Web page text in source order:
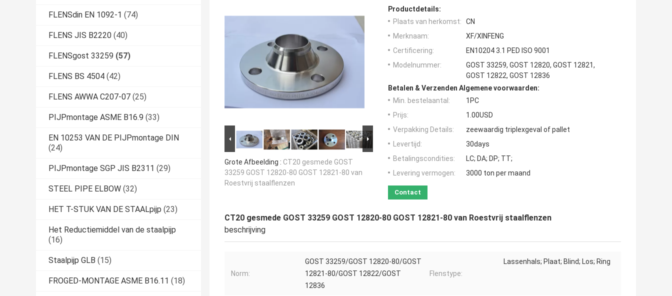
FLENSdin EN 1092-1 (74)
FLENS JIS B2220 (40)
FLENSgost 33259 (57)
FLENS BS 4504 (42)
FLENS AWWA C207-07 (25)
PIJPmontage ASME B16.9 (33)
EN 10253 VAN DE PIJPmontage DIN
(24)
PIJPmontage SGP JIS B2311 (29)
STEEL PIPE ELBOW (32)
HET T-STUK VAN DE STAALpijp (23)
Het Reductiemiddel van de staalpijp
(16)
Staalpijp GLB (15)
FROGED-MONTAGE ASME B16.11 (18)
Grote Afbeelding : CT20 gesmede GOST
33259 GOST 12820-80 GOST 12821-80 van
Roestvrij staalflenzen
Productdetails:
Plaats van herkomst:
CN
Merknaam:
XF/XINFENG
Certificering:
EN10204 3.1 PED ISO 9001
Modelnummer:
GOST 33259, GOST 12820, GOST 12821,
GOST 12822, GOST 12836
Betalen & Verzenden Algemene voorwaarden:
Min. bestelaantal:
1PC
Prijs:
1.00USD
Verpakking Details:
zeewaardig triplexgeval of pallet
Levertijd:
30days
Betalingscondities:
LC; DA; DP; TT;
Levering vermogen:
3000 ton per maand
Contact
CT20 gesmede GOST 33259 GOST 12820-80 GOST 12821-80 van Roestvrij staalflenzen
beschrijving
Norm:
GOST 33259/GOST 12820-80/GOST
12821-80/GOST 12822/GOST
12836
Flenstype:
Lassenhals; Plaat; Blind; Los; Ring